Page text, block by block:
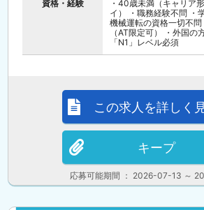
資格・経験
・40歳未満（キャリア
イ） ・職務経験不問 ・
機械運転の資格一切不
（AT限定可） ・外国の
「N1」レベル必須
応募可能期間 ： 2026-07-13 ～
この求人を詳しく
キープ